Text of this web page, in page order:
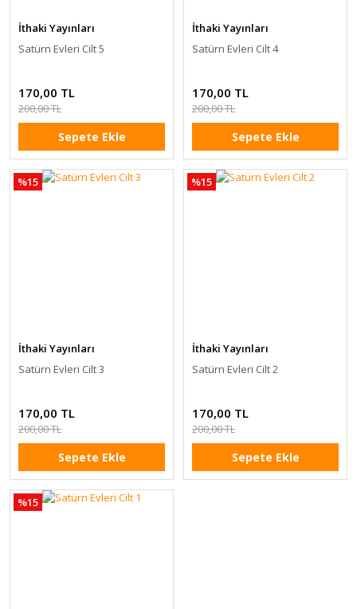
İthaki Yayınları
Satürn Evleri Cilt 5
170,00 TL
200,00 TL
Sepete Ekle
İthaki Yayınları
Satürn Evleri Cilt 4
170,00 TL
200,00 TL
Sepete Ekle
%15
İthaki Yayınları
Satürn Evleri Cilt 3
170,00 TL
200,00 TL
Sepete Ekle
%15
İthaki Yayınları
Satürn Evleri Cilt 2
170,00 TL
200,00 TL
Sepete Ekle
%15